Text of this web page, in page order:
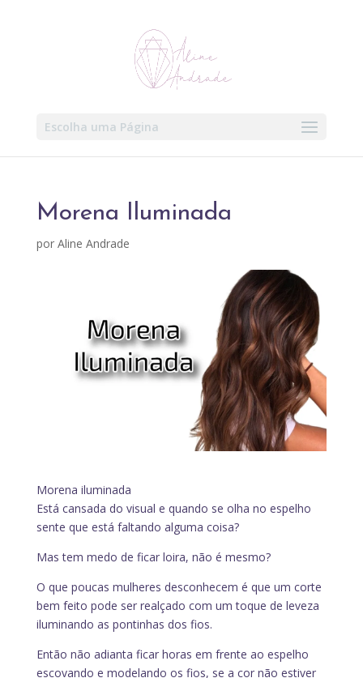
Escolha uma Página
Morena Iluminada
por Aline Andrade
Morena iluminada
Está cansada do visual e quando se olha no espelho
sente que está faltando alguma coisa?
Mas tem medo de ficar loira, não é mesmo?
O que poucas mulheres desconhecem é que um corte
bem feito pode ser realçado com um toque de leveza
iluminando as pontinhas dos fios.
Então não adianta ficar horas em frente ao espelho
escovando e modelando os fios, se a cor não estiver